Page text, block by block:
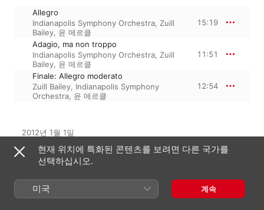
Allegro
Indianapolis Symphony Orchestra, Zuill
Bailey, 윤 메르클
15:19
Adagio, ma non troppo
Indianapolis Symphony Orchestra, Zuill
Bailey, 윤 메르클
11:51
Finale: Allegro moderato
Zuill Bailey, Indianapolis Symphony
Orchestra, 윤 메르클
12:54
2012년 1월 1일
℗ 2012 Indiana Symphony Society, Inc. under exclusive
license to Concord Music Group, Inc.
현재 위치에 특화된 콘텐츠를 보려면 다른 국가를
선택하십시오.
미국 계속